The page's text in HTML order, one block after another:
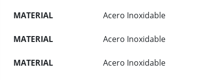
MATERIAL Acero Inoxidable
MATERIAL Acero Inoxidable
MATERIAL Acero Inoxidable